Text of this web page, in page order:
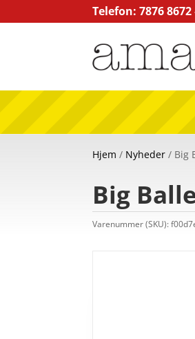
Telefon: 7876 8672
Hjem / Nyheder / Big
Big
Varenummer (SKU):